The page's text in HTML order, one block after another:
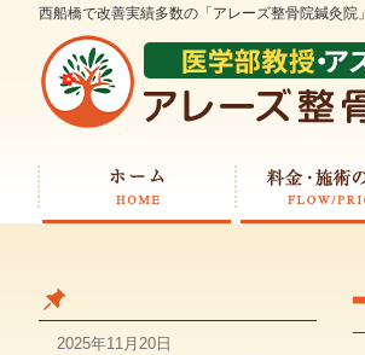
西船橋で改善実績多数の「アレーズ整骨院鍼灸院」
2025年11月20日